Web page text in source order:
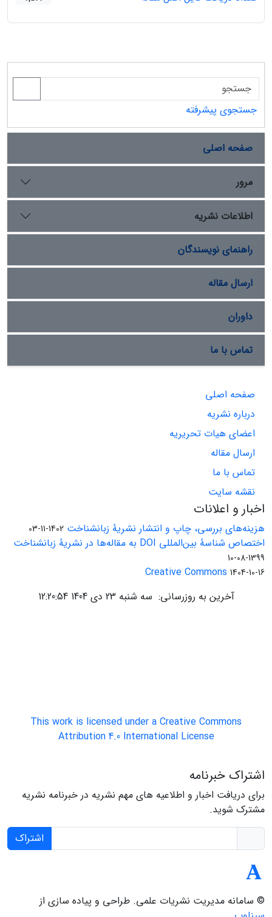
جستجوی پیشرفته
صفحه اصلی
مرور
اطلاعات نشریه
راهنمای نویسندگان
ارسال مقاله
داوران
تماس با ما
صفحه اصلی
درباره نشریه
اعضای هیات تحریریه
ارسال مقاله
تماس با ما
نقشه سایت
اخبار و اعلانات
هزینه‌های بررسی، چاپ و انتشار نشریۀ زبانشناخت 1402-11-03
اختصاص شناسۀ بین‌المللی DOI به مقاله‌ها در نشریۀ زبانشناخت
1399-08-10
Creative Commons 1404-10-16
آخرین به روزرسانی: سه شنبه 23 دی 1404 12:20:54
This work is licensed under a Creative Commons
Attribution 4.0 International License
اشتراک خبرنامه
برای دریافت اخبار و اطلاعیه های مهم نشریه در خبرنامه نشریه
مشترک شوید.
اشتراک
© سامانه مدیریت نشریات علمی. طراحی و پیاده سازی از